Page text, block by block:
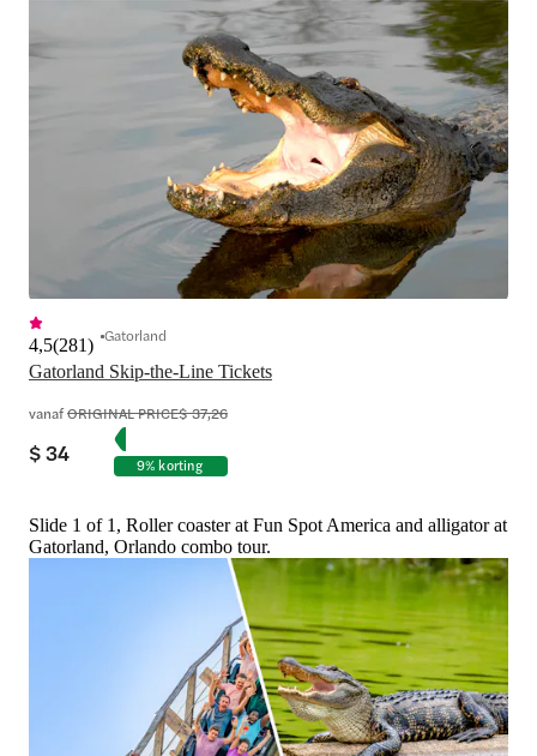
Gatorland Skip-the-Line Tickets
4,5(281) Gatorland
vanafORIGINAL PRICE$ 37,26
$ 34 9% korting
Slide 1 of 1, Roller coaster at Fun Spot America and alligator at
Gatorland, Orlando combo tour.